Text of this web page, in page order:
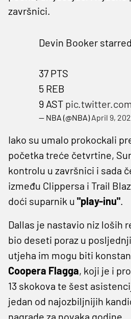
završnici.
Devin Booker
37 PTS
5 REB
9 AST
— NBA (@NBA)April 9,
Iako su umalo prokockali
početka treće četvrtine,
kontrolu u završnici i sada
između Clippersa i Trail
doći suparnik u "play-inu".
Dallas je nastavio niz loših
bio deseti poraz u
utjeha im mogu biti
Coopera Flagga, koji je i
13 skokova te šest
jedan od najozbiljnijih
nagrade za novaka godine.